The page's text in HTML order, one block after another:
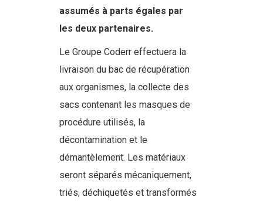
assumés à parts égales par
les deux partenaires.
Le Groupe Coderr effectuera la
livraison du bac de récupération
aux organismes, la collecte des
sacs contenant les masques de
procédure utilisés, la
décontamination et le
démantèlement. Les matériaux
seront séparés mécaniquement,
triés, déchiquetés et transformés